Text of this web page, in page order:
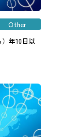
Other
年10日以